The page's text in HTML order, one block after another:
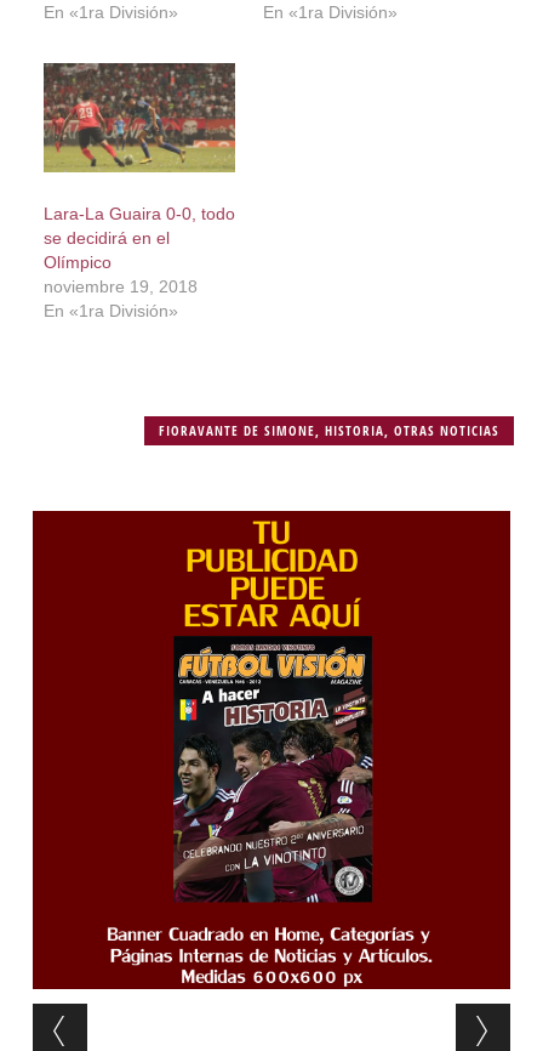
En «1ra División»
En «1ra División»
Lara-La Guaira 0-0, todo
se decidirá en el
Olímpico
noviembre 19, 2018
En «1ra División»
FIORAVANTE DE SIMONE ,HISTORIA ,OTRAS NOTICIAS
Post navigation